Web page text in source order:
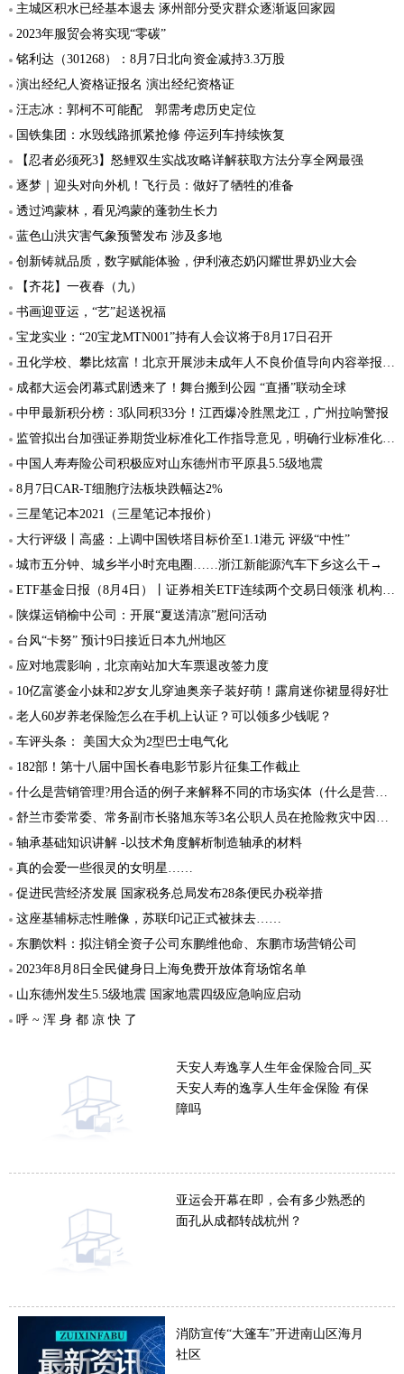
主城区积水已经基本退去 涿州部分受灾群众逐渐返回家园
2023年服贸会将实现“零碳”
铭利达（301268）：8月7日北向资金减持3.3万股
演出经纪人资格证报名 演出经纪资格证
汪志冰：郭柯不可能配 郭需考虑历史定位
国铁集团：水毁线路抓紧抢修 停运列车持续恢复
【忍者必须死3】怒鲤双生实战攻略详解获取方法分享全网最强
逐梦｜迎头对向外机！飞行员：做好了牺牲的准备
透过鸿蒙林，看见鸿蒙的蓬勃生长力
蓝色山洪灾害气象预警发布 涉及多地
创新铸就品质，数字赋能体验，伊利液态奶闪耀世界奶业大会
【齐花】一夜春（九）
书画迎亚运，“艺”起送祝福
宝龙实业：“20宝龙MTN001”持有人会议将于8月17日召开
丑化学校、攀比炫富！北京开展涉未成年人不良价值导向内容举报行动
成都大运会闭幕式剧透来了！舞台搬到公园 “直播”联动全球
中甲最新积分榜：3队同积33分！江西爆冷胜黑龙江，广州拉响警报
监管拟出台加强证券期货业标准化工作指导意见，明确行业标准化发展方向和重点
中国人寿寿险公司积极应对山东德州市平原县5.5级地震
8月7日CAR-T细胞疗法板块跌幅达2%
三星笔记本2021（三星笔记本报价）
大行评级丨高盛：上调中国铁塔目标价至1.1港元 评级“中性”
城市五分钟、城乡半小时充电圈……浙江新能源汽车下乡这么干→
ETF基金日报（8月4日）丨证券相关ETF连续两个交易日领涨 机构建议关注具有业绩弹性的券商标的
陕煤运销榆中公司：开展“夏送清凉”慰问活动
台风“卡努” 预计9日接近日本九州地区
应对地震影响，北京南站加大车票退改签力度
10亿富婆金小妹和2岁女儿穿迪奥亲子装好萌！露肩迷你裙显得好壮
老人60岁养老保险怎么在手机上认证？可以领多少钱呢？
车评头条： 美国大众为2型巴士电气化
182部！第十八届中国长春电影节影片征集工作截止
什么是营销管理?用合适的例子来解释不同的市场实体（什么是营销管理）
舒兰市委常委、常务副市长骆旭东等3名公职人员在抢险救灾中因公牺牲
轴承基础知识讲解 -以技术角度解析制造轴承的材料
真的会爱一些很灵的女明星……
促进民营经济发展 国家税务总局发布28条便民办税举措
这座基辅标志性雕像，苏联印记正式被抹去……
东鹏饮料：拟注销全资子公司东鹏维他命、东鹏市场营销公司
2023年8月8日全民健身日上海免费开放体育场馆名单
山东德州发生5.5级地震 国家地震四级应急响应启动
呼 ~ 浑 身 都 凉 快 了
天安人寿逸享人生年金保险合同_买
天安人寿的逸享人生年金保险 有保
障吗
亚运会开幕在即，会有多少熟悉的
面孔从成都转战杭州？
消防宣传“大篷车”开进南山区海月
社区